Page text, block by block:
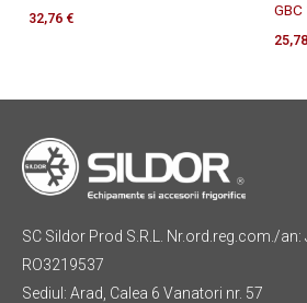
32,76 €
25,78
SC Sildor Prod S.R.L. Nr.ord.reg.com./an:
RO3219537
Sediul: Arad, Calea 6 Vanatori nr. 57